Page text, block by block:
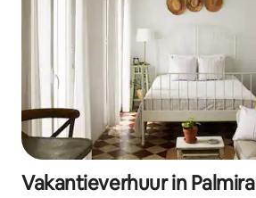
Vakantieverhuur in Palmira